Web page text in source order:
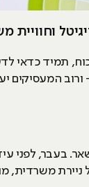
תמיד
המעסיקים
בעבר,
ניירת